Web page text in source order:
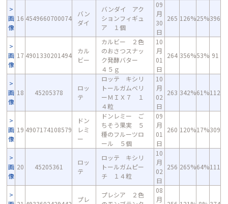
画
像
16 4549660700074
バン
ダイ
バンダイ アク
ションフィギュ
ア １個
09
月
30
日
265 126%25%396
画
像
17 4901330201494
カル
ビー
カルビー ２色
のおさつスナッ
ク発酵バター
４５ｇ
10
月
01
日
264 356%53% 91
画
像
18 45205378
ロッ
テ
ロッテ キシリ
トールガムベリ
ーＭＩＸ７ １
４粒
10
月
02
日
263 342%61%112
画
像
19 4907174108579
ドン
レミ
ー
ドンレミー ご
ちそう果実 ５
種のフルーツロ
ール ５個
09
月
01
日
260 120%17%309
画
像
20 45205361
ロッ
テ
ロッテ キシリ
トールガムピー
チ １４粒
10
月
02
日
256 265%64%111
プレ
プレシア ２色
08
月